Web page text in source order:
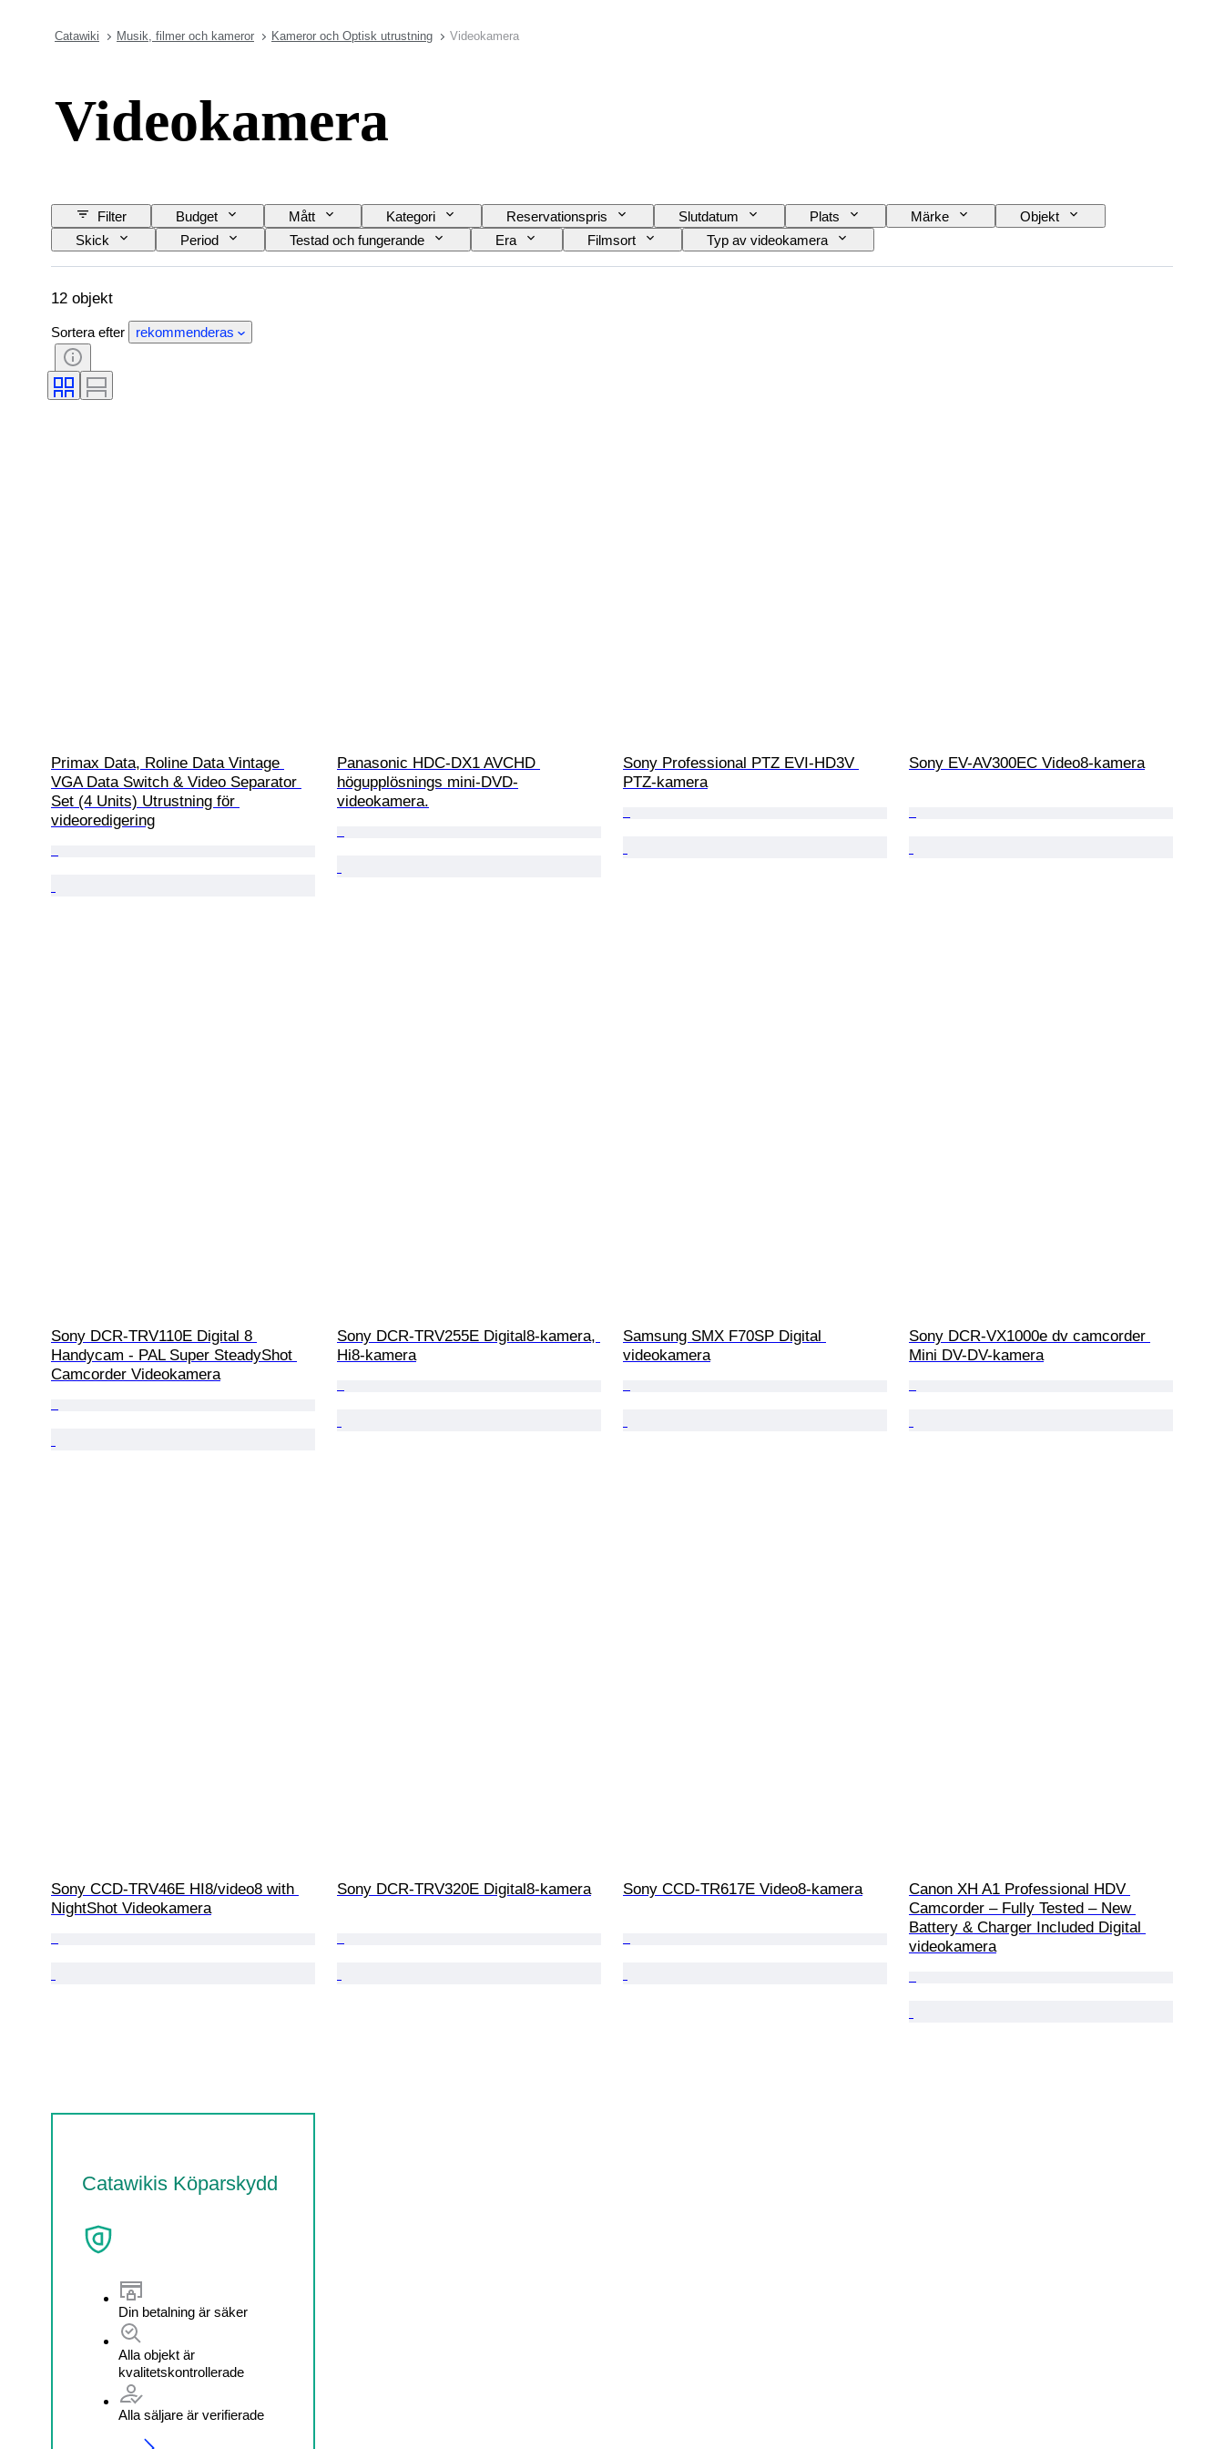
Catawiki Musik, filmer och kameror Kameror och Optisk utrustning Videokamera
Videokamera
Filter Budget Mått Kategori Reservationspris Slutdatum Plats Märke
Objekt
Skick
Period Testad och fungerande Era Filmsort Typ av videokamera
12 objekt
Sortera efter rekommenderas
Primax Data, Roline Data Vintage
VGA Data Switch & Video Separator
Set (4 Units) Utrustning för
videoredigering
Panasonic HDC-DX1 AVCHD
högupplösnings mini-DVD-
videokamera.
Sony Professional PTZ EVI-HD3V
PTZ-kamera
Sony EV-AV300EC Video8-kamera
Sony DCR-TRV110E Digital 8
Handycam - PAL Super SteadyShot
Camcorder Videokamera
Sony DCR-TRV255E Digital8-kamera,
Hi8-kamera
Samsung SMX F70SP Digital
videokamera
Sony DCR-VX1000e dv camcorder
Mini DV-DV-kamera
Sony CCD-TRV46E HI8/video8 with
NightShot Videokamera
Sony DCR-TRV320E Digital8-kamera Sony CCD-TR617E Video8-kamera
Canon XH A1 Professional HDV
Camcorder – Fully Tested – New
Battery & Charger Included Digital
videokamera
Catawikis Köparskydd
Din betalning är säker
Alla objekt är
kvalitetskontrollerade
Alla säljare är verifierade